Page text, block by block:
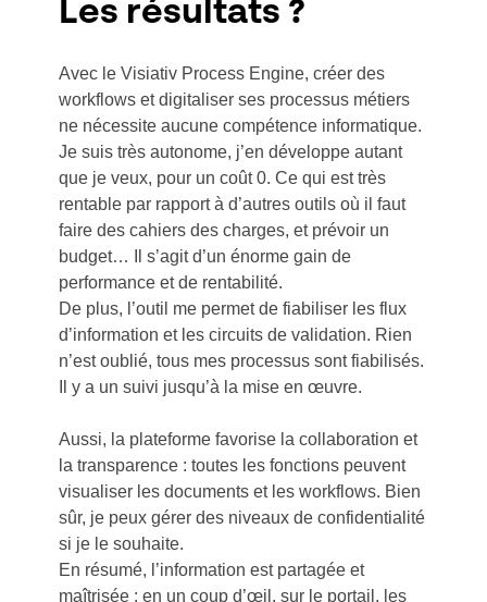
Les résultats ?
Avec le Visiativ Process Engine, créer des
workflows et digitaliser ses processus métiers
ne nécessite aucune compétence informatique.
Je suis très autonome, j’en développe autant
que je veux, pour un coût 0. Ce qui est très
rentable par rapport à d’autres outils où il faut
faire des cahiers des charges, et prévoir un
budget… Il s’agit d’un énorme gain de
performance et de rentabilité.
De plus, l’outil me permet de fiabiliser les flux
d’information et les circuits de validation. Rien
n’est oublié, tous mes processus sont fiabilisés.
Il y a un suivi jusqu’à la mise en œuvre.
Aussi, la plateforme favorise la collaboration et
la transparence : toutes les fonctions peuvent
visualiser les documents et les workflows. Bien
sûr, je peux gérer des niveaux de confidentialité
si je le souhaite.
En résumé, l’information est partagée et
maîtrisée : en un coup d’œil, sur le portail, les